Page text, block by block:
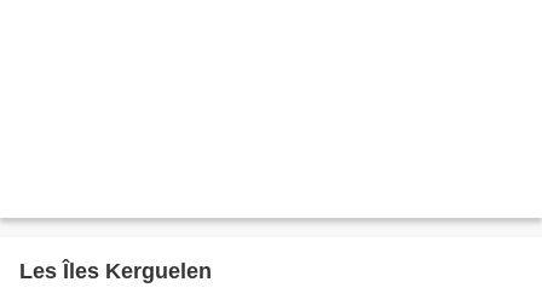
Les Îles Kerguelen